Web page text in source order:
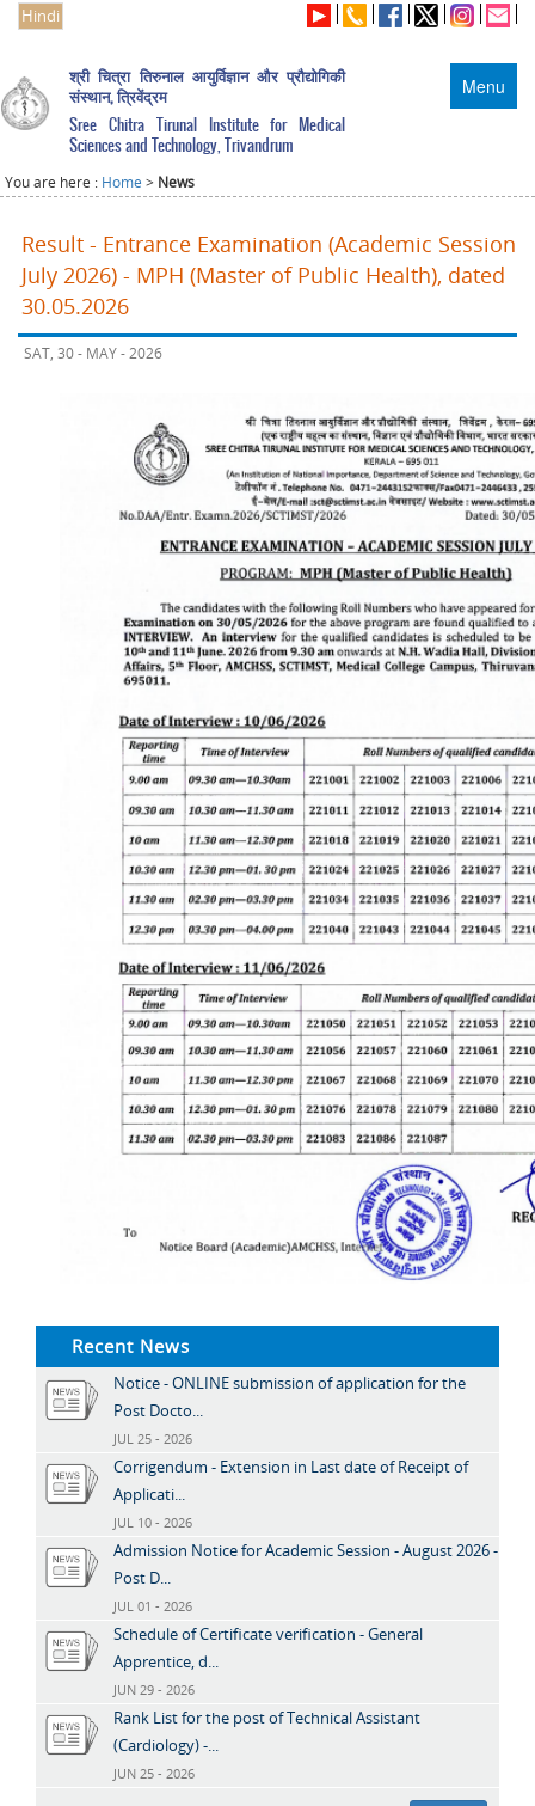
Hindi
Menu
श्री चित्रा तिरुनाल आयुर्विज्ञान और प्रौद्योगिकी
संस्थान, त्रिवेंद्रम
Sree Chitra Tirunal Institute for Medical
Sciences and Technology, Trivandrum
You are here : Home > News
Result - Entrance Examination (Academic Session
July 2026) - MPH (Master of Public Health), dated
30.05.2026
SAT, 30 - MAY - 2026
Recent News
Notice - ONLINE submission of application for the
Post Docto...
JUL 25 - 2026
Corrigendum - Extension in Last date of Receipt of
Applicati...
JUL 10 - 2026
Admission Notice for Academic Session - August 2026 -
Post D...
JUL 01 - 2026
Schedule of Certificate verification - General
Apprentice, d...
JUN 29 - 2026
Rank List for the post of Technical Assistant
(Cardiology) -...
JUN 25 - 2026